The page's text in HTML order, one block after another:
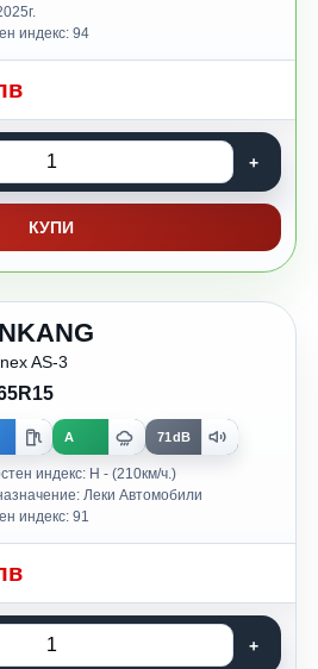
индекс: 94
КУПИ
AS-3
A 71dB
индекс: H - (210км/ч.)
Леки Автомобили
индекс: 91